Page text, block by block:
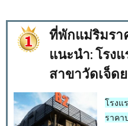
ที่พักแม่ริมรา
แนะนำ: โรง
สาขาวัดเจ็ด
โรงแ
ราคา